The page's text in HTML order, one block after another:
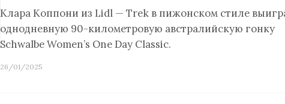
Клара Коппони из Lidl — Trek в пижонском стиле
однодневную 90-километровую австралийскую гонку
Schwalbe Women’s One Day Classic.
26/01/2025